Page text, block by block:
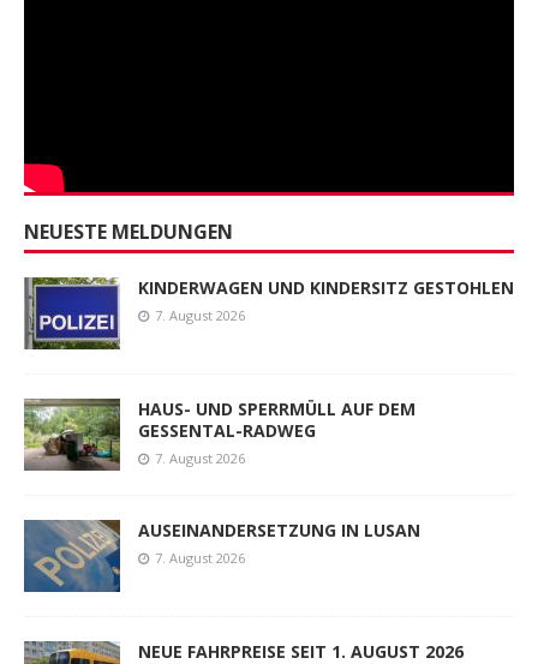
NEUESTE MELDUNGEN
KINDERWAGEN UND KINDERSITZ GESTOHLEN
7. August 2026
HAUS- UND SPERRMÜLL AUF DEM
GESSENTAL-RADWEG
7. August 2026
AUSEINANDERSETZUNG IN LUSAN
7. August 2026
NEUE FAHRPREISE SEIT 1. AUGUST 2026